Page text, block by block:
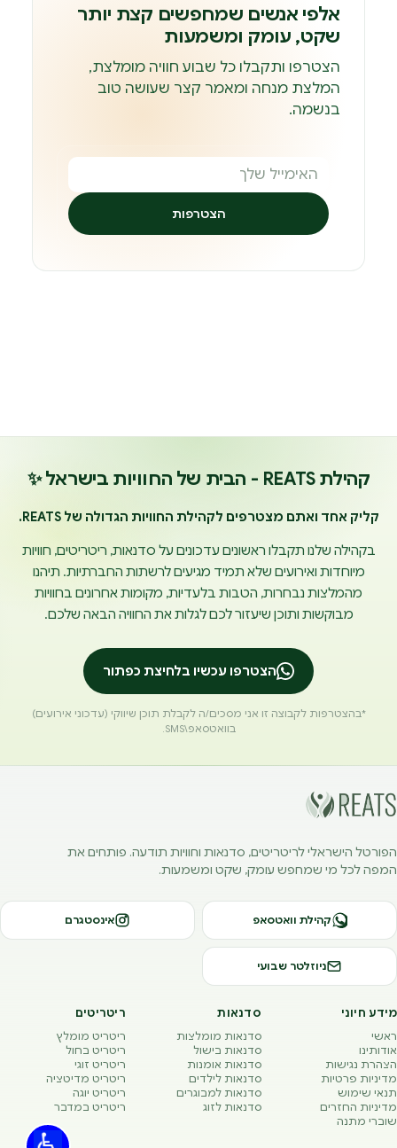
אלפי אנשים שמחפשים קצת יותר
שקט, עומק ומשמעות
הצטרפו ותקבלו כל שבוע חוויה מומלצת,
המלצת מנחה ומאמר קצר שעושה טוב
בנשמה.
הצטרפות
קהילת REATS - הבית של החוויות בישראל ✨
קליק אחד ואתם מצטרפים לקהילת החוויות הגדולה של REATS.
בקהילה שלנו תקבלו ראשונים עדכונים על סדנאות, ריטריטים, חוויות
מיוחדות ואירועים שלא תמיד מגיעים לרשתות החברתיות. תיהנו
מהמלצות נבחרות, הטבות בלעדיות, מקומות אחרונים בחוויות
מבוקשות ותוכן שיעזור לכם לגלות את החוויה הבאה שלכם.
הצטרפו עכשיו בלחיצת כפתור
*בהצטרפות לקבוצה זו אני מסכים/ה לקבלת תוכן שיווקי (עדכוני אירועים)
בוואטסאפ\SMS.
הפורטל הישראלי לריטריטים, סדנאות וחוויות תודעה. פותחים את
המפה לכל מי שמחפש עומק, שקט ומשמעות.
קהילת וואטסאפ אינסטגרם
ניוזלטר שבועי
מידע חיוני
ראשי
אודותינו
הצהרת נגישות
מדיניות פרטיות
תנאי שימוש
מדיניות החזרים
שוברי מתנה
סדנאות
סדנאות מומלצות
סדנאות בישול
סדנאות אומנות
סדנאות לילדים
סדנאות למבוגרים
סדנאות לזוג
ריטריטים
ריטריט מומלץ
ריטריט בחול
ריטריט זוגי
ריטריט מדיטציה
ריטריט יוגה
ריטריט במדבר